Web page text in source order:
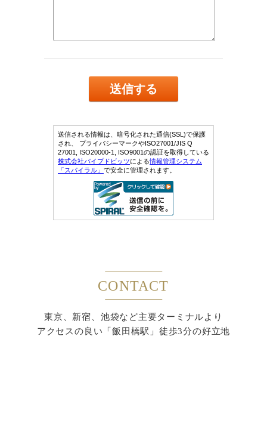
CONTACT
東京、新宿、池袋など主要ターミナルより
アクセスの良い「飯田橋駅」徒歩3分の好立地